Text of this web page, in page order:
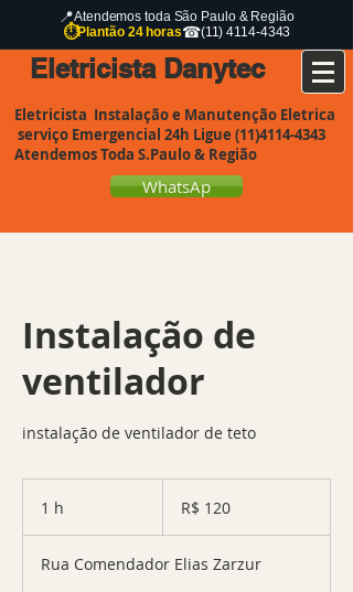
📍Atendemos toda São Paulo & Região
⏱Plantão 24 horas☎(11) 4114-4343
Danytec
Eletricista Instalação e Manutenção Eletrica
serviço Emergencial 24h Ligue (11)4114-4343
Atendemos Toda S.Paulo & Região
WhatsAp
Instalação de
ventilador
instalação de ventilador de teto
1 h
brasileiros
R$ 120
Rua Comendador Elias Zarzur